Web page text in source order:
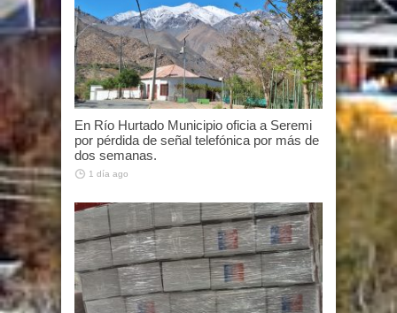
En Río Hurtado Municipio oficia a Seremi
por pérdida de señal telefónica por más de
dos semanas.
1 día ago